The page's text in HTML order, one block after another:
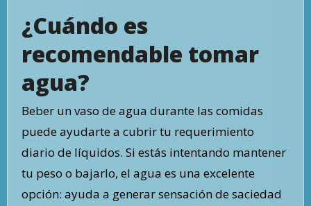
¿Cuándo es
recomendable tomar
agua?
Beber un vaso de agua durante las comidas
puede ayudarte a cubrir tu requerimiento
diario de líquidos. Si estás intentando mantener
tu peso o bajarlo, el agua es una excelente
opción: ayuda a generar sensación de saciedad